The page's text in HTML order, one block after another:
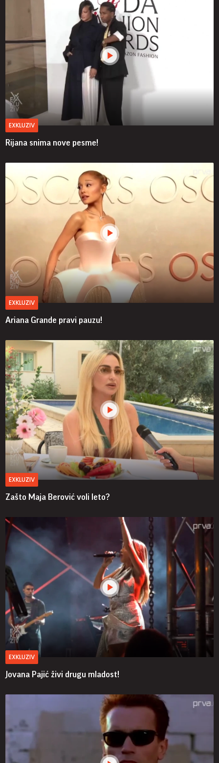
EXKLUZIV
Rijana snima nove pesme!
EXKLUZIV
Ariana Grande pravi pauzu!
EXKLUZIV
Zašto Maja Berović voli leto?
EXKLUZIV
Jovana Pajić živi drugu mladost!